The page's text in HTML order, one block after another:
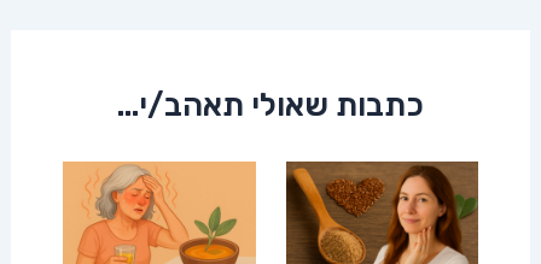
כתבות שאולי תאהב/י...